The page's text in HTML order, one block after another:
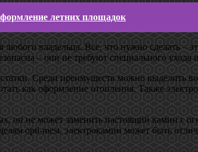
летних площадок
владельца. Все, что нужно сделать –
– они не требуют специального ухода
Среди преимуществ можно выделить
как оформление отопления. Также
он не может заменить настоящий камин с
opti-mest, электрокамин может быть